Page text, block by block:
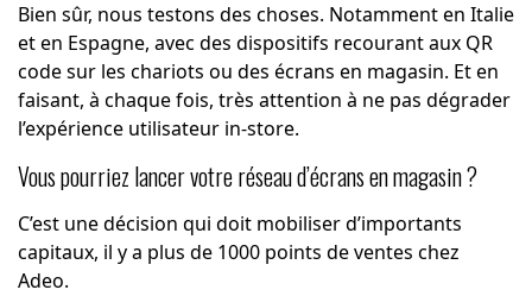
Bien sûr, nous testons des choses. Notamment en Italie
et en Espagne, avec des dispositifs recourant aux QR
code sur les chariots ou des écrans en magasin. Et en
faisant, à chaque fois, très attention à ne pas dégrader
l’expérience utilisateur in-store.
Vous pourriez lancer votre réseau d’écrans en magasin ?
C’est une décision qui doit mobiliser d’importants
capitaux, il y a plus de 1000 points de ventes chez
Adeo.